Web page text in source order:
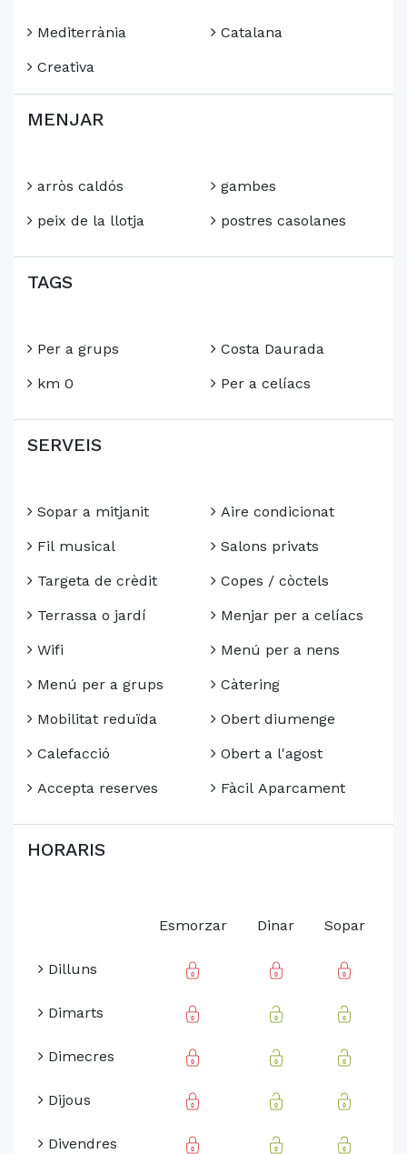
Mediterrània
Creativa
Catalana
MENJAR
arròs caldós
peix de la llotja
gambes
postres casolanes
TAGS
Per a grups
km 0
Costa Daurada
Per a celíacs
SERVEIS
Sopar a mitjanit
Fil musical
Targeta de crèdit
Terrassa o jardí
Wifi
Menú per a grups
Mobilitat reduïda
Calefacció
Accepta reserves
Aire condicionat
Salons privats
Copes / còctels
Menjar per a celíacs
Menú per a nens
Càtering
Obert diumenge
Obert a l'agost
Fàcil Aparcament
HORARIS
Esmorzar Dinar Sopar
Dilluns
Dimarts
Dimecres
Dijous
Divendres